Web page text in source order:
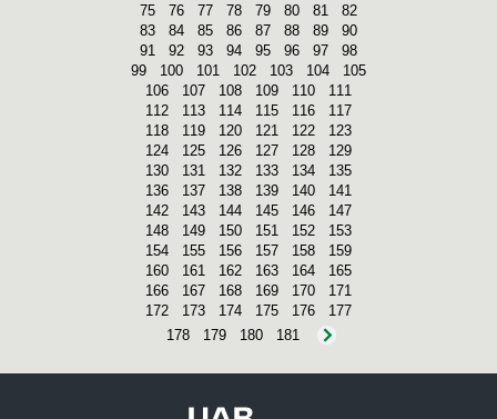
75
76 77 78 79 80 81
82
83
84 85 86 87 88 89
90
91
92 93 94 95 96 97
98
99
100 101 102 103 104
105
106
107 108 109 110
111
112
113 114 115 116
117
118
119 120 121 122
123
124
125 126 127 128
129
130
131 132 133 134
135
136
137 138 139 140
141
142
143 144 145 146
147
148
149 150 151 152
153
154
155 156 157 158
159
160
161 162 163 164
165
166
167 168 169 170
171
172
173 174 175 176
177
178
179 180 181